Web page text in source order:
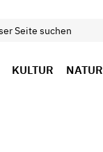
KULTUR NATUR